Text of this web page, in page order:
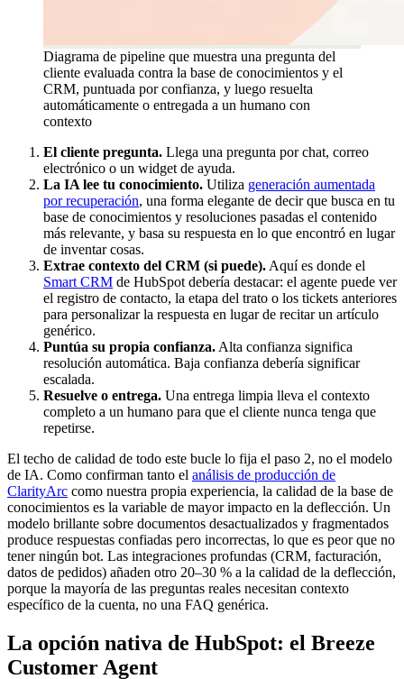
Diagrama de pipeline que muestra una pregunta del
cliente evaluada contra la base de conocimientos y el
CRM, puntuada por confianza, y luego resuelta
automáticamente o entregada a un humano con
contexto
El cliente pregunta. Llega una pregunta por chat, correo
electrónico o un widget de ayuda.
La IA lee tu conocimiento. Utiliza generación aumentada
por recuperación, una forma elegante de decir que busca en tu
base de conocimientos y resoluciones pasadas el contenido
más relevante, y basa su respuesta en lo que encontró en lugar
de inventar cosas.
Extrae contexto del CRM (si puede).Aquí es donde el
Smart CRM de HubSpot debería destacar: el agente puede ver
el registro de contacto, la etapa del trato o los tickets anteriores
para personalizar la respuesta en lugar de recitar un artículo
genérico.
Puntúa su propia confianza.Alta confianza significa
resolución automática. Baja confianza debería significar
escalada.
Resuelve o entrega. Una entrega limpia lleva el contexto
completo a un humano para que el cliente nunca tenga que
repetirse.
El techo de calidad de todo este bucle lo fija el paso 2, no el modelo
de IA. Como confirman tanto el análisis de producción de
ClarityArc como nuestra propia experiencia, la calidad de la base de
conocimientos es la variable de mayor impacto en la deflección. Un
modelo brillante sobre documentos desactualizados y fragmentados
produce respuestas confiadas pero incorrectas, lo que es peor que no
tener ningún bot. Las integraciones profundas (CRM, facturación,
datos de pedidos) añaden otro 20–30 % a la calidad de la deflección,
porque la mayoría de las preguntas reales necesitan contexto
específico de la cuenta, no una FAQ genérica.
La opción nativa de HubSpot: el Breeze
Customer Agent